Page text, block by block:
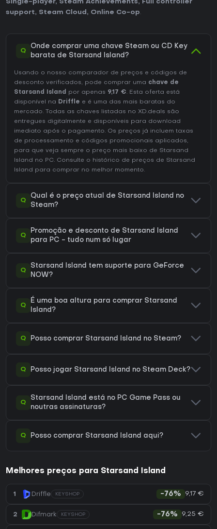
Single-player, Steam Achievements,
Full controller
support, Steam Cloud , Online Co-op.
Q
Onde comprar uma chave Steam ou CD Key
barata de Starsand Island?
Usando o nosso comparador de preços e códigos de
desconto verificados, pode comprar uma chave de
Starsand Island
por apenas 9,17 €. Esta oferta está
disponível na Driffle e é uma das mais baratas do
mercado. Todas as chaves listadas no XD.deals são
entregues digitalmente e disponíveis para download
imediato após o pagamento. Os preços já incluem taxas
de processamento e códigos promocionais aplicados,
para que veja sempre o preço mais baixo de Starsand
Island no PC. Consulte o histórico de preços de Starsand
Island para comprar no melhor momento.
Q
Qual é o preço atual de Starsand Island no
Steam?
Q
Promoção e desconto de Starsand Island
para PC - tudo num só lugar
Q
Starsand Island tem suporte para GeForce
NOW?
Q
É uma boa altura para comprar Starsand
Island?
Q Posso comprar Starsand Island no Steam?
Q Posso jogar Starsand Island no Steam Deck?
Q
Starsand Island está no PC Game Pass ou
noutras assinaturas?
Q Posso comprar Starsand Island aqui?
Melhores preços para Starsand Island
1 Driffle KEYSHOP -76% 9,17 €
2 Difmark KEYSHOP -76% 9,25 €